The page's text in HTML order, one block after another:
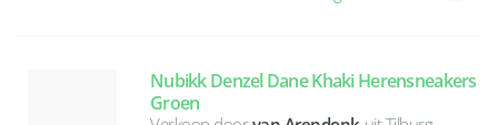
Nubikk Denzel Dane Khaki Herensneakers
Groen